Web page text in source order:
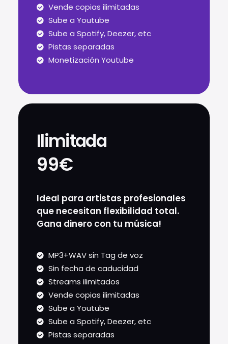
Vende copias ilimitadas
Sube a Youtube
Sube a Spotify, Deezer, etc
Pistas separadas
Monetización Youtube
Ilimitada
99€
Ideal para artistas profesionales
que necesitan flexibilidad total.
Gana dinero con tu música!
MP3+WAV sin Tag de voz
Sin fecha de caducidad
Streams ilimitados
Vende copias ilimitadas
Sube a Youtube
Sube a Spotify, Deezer, etc
Pistas separadas